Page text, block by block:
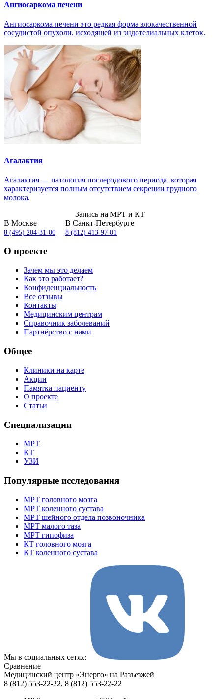
Ангиосаркома печени
Ангиосаркома печени это редкая форма злокачественной
сосудистой опухоли, исходящей из эндотелиальных клеток.
Агалактия
Агалактия — патология послеродового периода, которая
характеризуется полным отсутствием секреции грудного
молока.
Запись на МРТ и КТ
В Москве
8 (495) 204-31-00
В Санкт-Петербурге
8 (812) 413-97-01
О проекте
Зачем мы это делаем
Как это работает?
Конфиденциальность
Все отзывы
Контакты
Медицинским центрам
Справочник заболеваний
Партнёрство с нами
Общее
Клиники на карте
Акции
Памятка пациенту
О проекте
Статьи
Специализации
МРТ
КТ
УЗИ
Популярные исследования
МРТ головного мозга
МРТ коленного сустава
МРТ шейного отдела позвоночника
МРТ малого таза
МРТ гипофиза
КТ головного мозга
КТ коленного сустава
Мы в социальных сетях:
Сравнение
Медицинский центр «Энерго» на Разъезжей
8 (812) 553-22-22, 8 (812) 553-22-22